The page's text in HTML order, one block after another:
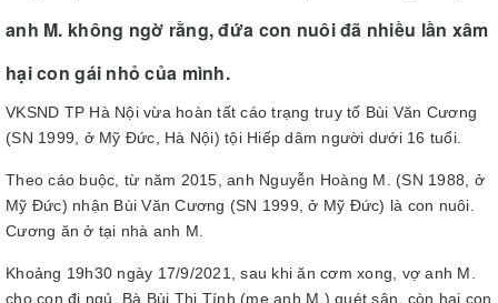
anh M. không ngờ rằng, đứa con nuôi đã nhiều lần xâm
hại con gái nhỏ của mình.
VKSND TP Hà Nội vừa hoàn tất cáo trạng truy tố Bùi Văn Cương
(SN 1999, ở Mỹ Đức, Hà Nội) tội Hiếp dâm người dưới 16 tuổi.
Theo cáo buộc, từ năm 2015, anh Nguyễn Hoàng M. (SN 1988, ở
Mỹ Đức) nhận Bùi Văn Cương (SN 1999, ở Mỹ Đức) là con nuôi.
Cương ăn ở tại nhà anh M.
Khoảng 19h30 ngày 17/9/2021, sau khi ăn cơm xong, vợ anh M.
cho con đi ngủ. Bà Bùi Thị Tính (mẹ anh M.) quét sân, còn hai con